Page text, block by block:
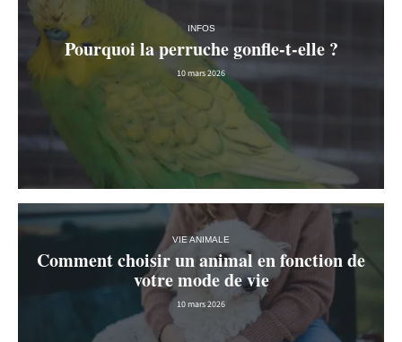
INFOS
Pourquoi la perruche gonfle-t-elle ?
10 mars 2026
VIE ANIMALE
Comment choisir un animal en fonction de
votre mode de vie
10 mars 2026